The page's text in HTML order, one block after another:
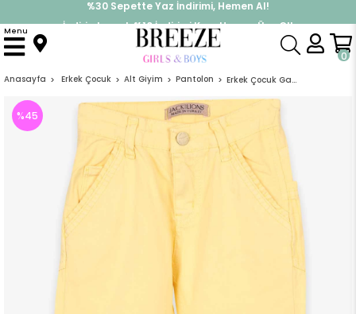
%30 Sepette Yaz İndirimi, Hemen Al!
İndirimlere ek %10 İndirimi Kap, Hemen Üye Ol!
0
Menu
Anasayfa Erkek Çocuk Alt Giyim Pantolon Erkek Çocuk Gabardin Pantolon Basic Sarı (9 Yaş)
%45